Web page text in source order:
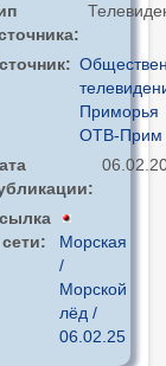
Приморья
ОТВ-Прим
Морская
/
Морской
лёд /
06.02.25